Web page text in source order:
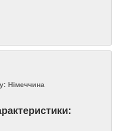
Німеччина